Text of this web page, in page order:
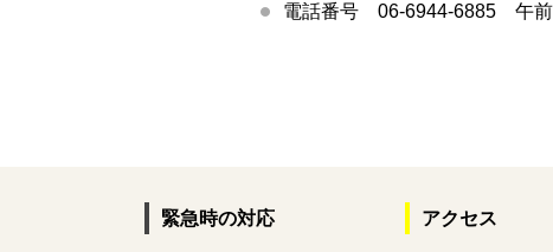
電話番号 06-6944-6885 午前
緊急時の対応 アクセス